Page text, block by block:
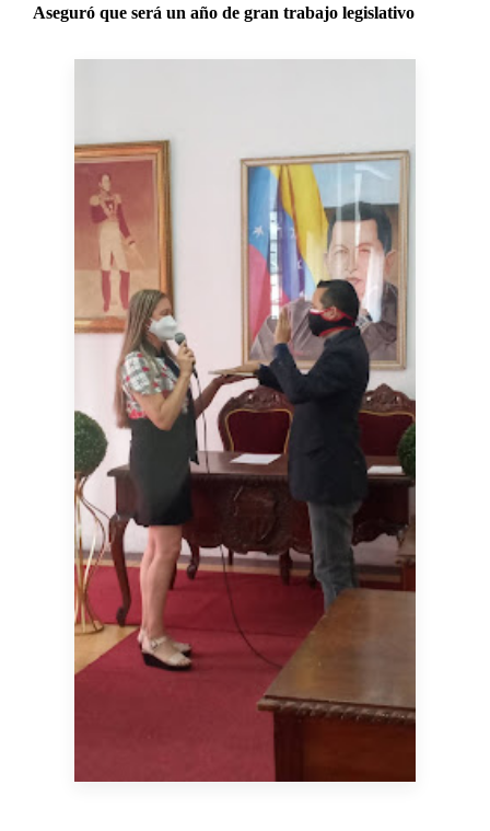
Aseguró que será un año de gran trabajo legislativo